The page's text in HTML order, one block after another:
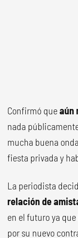
Confirmó queaún
nada
mucha buena
fiesta privada y
La periodista
relación de
en el futuro ya
por su nuevo